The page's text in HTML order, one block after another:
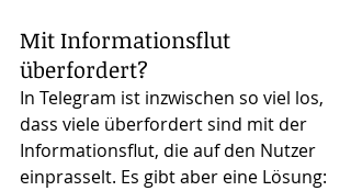
Mit Informationsflut
überfordert?
In Telegram ist inzwischen so viel los,
dass viele überfordert sind mit der
Informationsflut, die auf den Nutzer
einprasselt. Es gibt aber eine Lösung: